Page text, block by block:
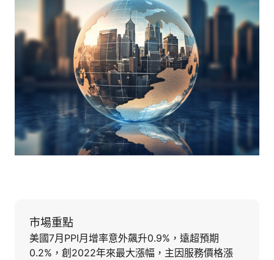
市場重點
美國7月PPI月增率意外飆升0.9%，遠超預期
0.2%，創2022年來最大漲幅，主因服務價格漲